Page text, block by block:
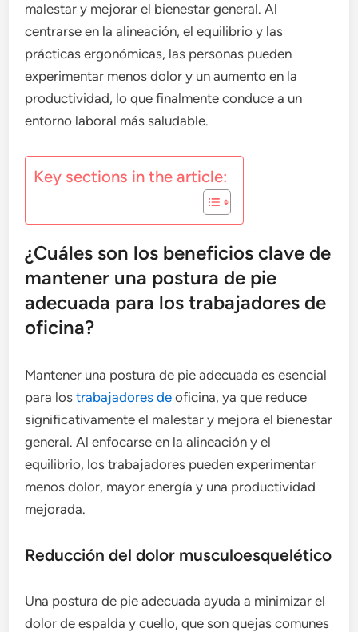
malestar y mejorar el bienestar general. Al
centrarse en la alineación, el equilibrio y las
prácticas ergonómicas, las personas pueden
experimentar menos dolor y un aumento en la
productividad, lo que finalmente conduce a un
entorno laboral más saludable.
Key sections in the article:
¿Cuáles son los beneficios clave de
mantener una postura de pie
adecuada para los trabajadores de
oficina?
Mantener una postura de pie adecuada es esencial
para lostrabajadores de oficina, ya que reduce
significativamente el malestar y mejora el bienestar
general. Al enfocarse en la alineación y el
equilibrio, los trabajadores pueden experimentar
menos dolor, mayor energía y una productividad
mejorada.
Reducción del dolor musculoesquelético
Una postura de pie adecuada ayuda a minimizar el
dolor de espalda y cuello, que son quejas comunes